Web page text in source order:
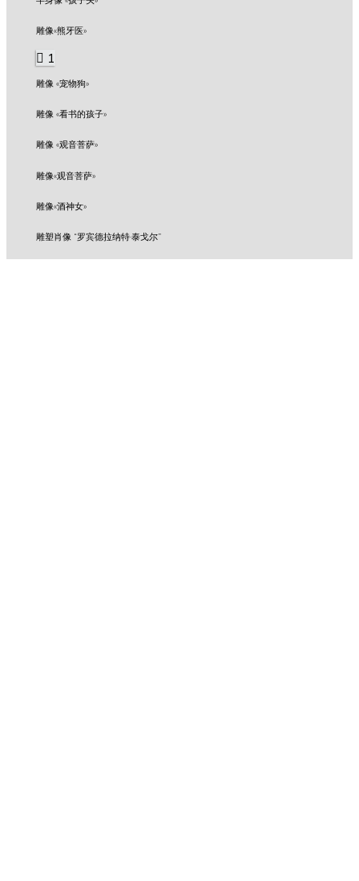
雕像«熊牙医»
1
雕像 «宠物狗»
雕像 «看书的孩子»
雕像 «观音菩萨»
雕像«观音菩萨»
雕像«酒神女»
雕塑肖像 “罗宾德拉纳特·泰戈尔”